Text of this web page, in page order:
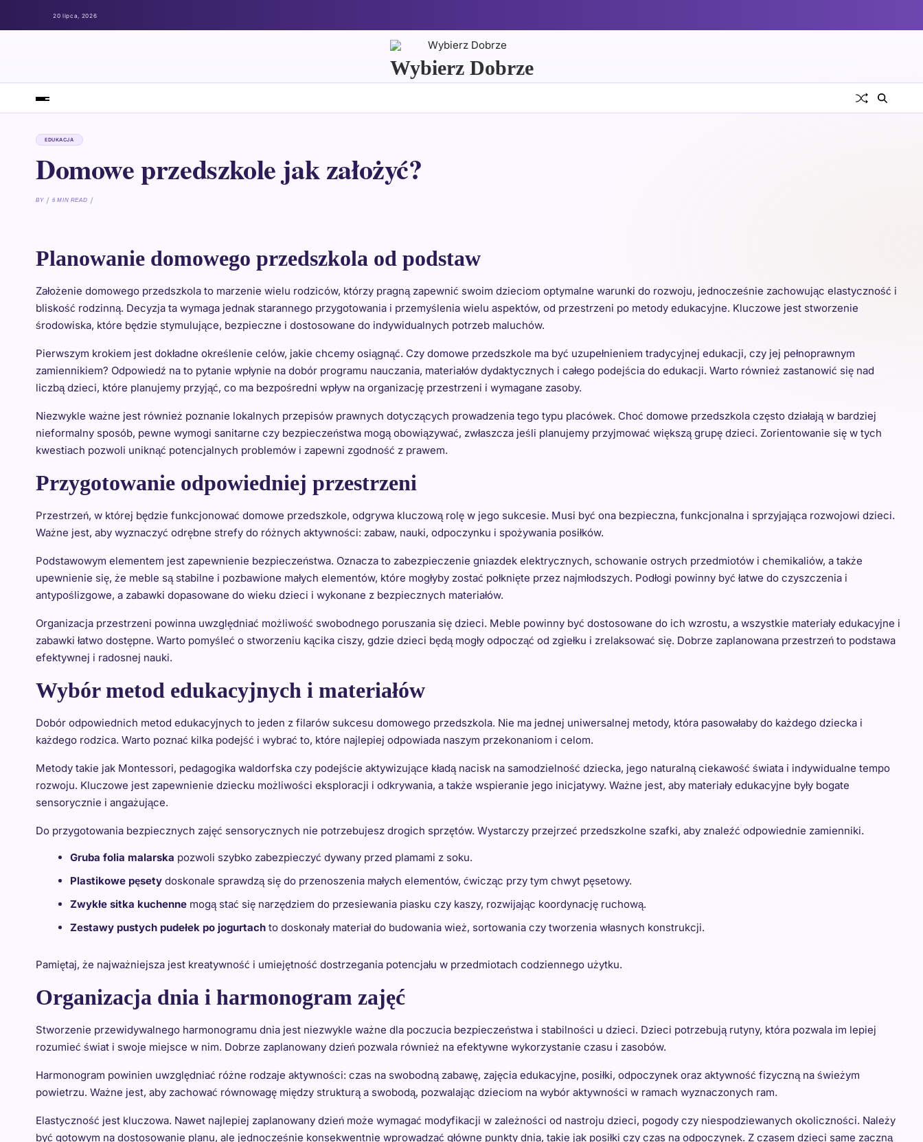
20 lipca, 2026
Wybierz Dobrze
EDUKACJA
Domowe przedszkole jak założyć?
BY 6 MIN READ
Planowanie domowego przedszkola od podstaw
Założenie domowego przedszkola to marzenie wielu rodziców, którzy pragną zapewnić swoim dzieciom optymalne warunki do rozwoju, jednocześnie zachowując elastyczność i
bliskość rodzinną. Decyzja ta wymaga jednak starannego przygotowania i przemyślenia wielu aspektów, od przestrzeni po metody edukacyjne. Kluczowe jest stworzenie
środowiska, które będzie stymulujące, bezpieczne i dostosowane do indywidualnych potrzeb maluchów.
Pierwszym krokiem jest dokładne określenie celów, jakie chcemy osiągnąć. Czy domowe przedszkole ma być uzupełnieniem tradycyjnej edukacji, czy jej pełnoprawnym
zamiennikiem? Odpowiedź na to pytanie wpłynie na dobór programu nauczania, materiałów dydaktycznych i całego podejścia do edukacji. Warto również zastanowić się nad
liczbą dzieci, które planujemy przyjąć, co ma bezpośredni wpływ na organizację przestrzeni i wymagane zasoby.
Niezwykle ważne jest również poznanie lokalnych przepisów prawnych dotyczących prowadzenia tego typu placówek. Choć domowe przedszkola często działają w bardziej
nieformalny sposób, pewne wymogi sanitarne czy bezpieczeństwa mogą obowiązywać, zwłaszcza jeśli planujemy przyjmować większą grupę dzieci. Zorientowanie się w tych
kwestiach pozwoli uniknąć potencjalnych problemów i zapewni zgodność z prawem.
Przygotowanie odpowiedniej przestrzeni
Przestrzeń, w której będzie funkcjonować domowe przedszkole, odgrywa kluczową rolę w jego sukcesie. Musi być ona bezpieczna, funkcjonalna i sprzyjająca rozwojowi dzieci.
Ważne jest, aby wyznaczyć odrębne strefy do różnych aktywności: zabaw, nauki, odpoczynku i spożywania posiłków.
Podstawowym elementem jest zapewnienie bezpieczeństwa. Oznacza to zabezpieczenie gniazdek elektrycznych, schowanie ostrych przedmiotów i chemikaliów, a także
upewnienie się, że meble są stabilne i pozbawione małych elementów, które mogłyby zostać połknięte przez najmłodszych. Podłogi powinny być łatwe do czyszczenia i
antypoślizgowe, a zabawki dopasowane do wieku dzieci i wykonane z bezpiecznych materiałów.
Organizacja przestrzeni powinna uwzględniać możliwość swobodnego poruszania się dzieci. Meble powinny być dostosowane do ich wzrostu, a wszystkie materiały edukacyjne i
zabawki łatwo dostępne. Warto pomyśleć o stworzeniu kącika ciszy, gdzie dzieci będą mogły odpocząć od zgiełku i zrelaksować się. Dobrze zaplanowana przestrzeń to podstawa
efektywnej i radosnej nauki.
Wybór metod edukacyjnych i materiałów
Dobór odpowiednich metod edukacyjnych to jeden z filarów sukcesu domowego przedszkola. Nie ma jednej uniwersalnej metody, która pasowałaby do każdego dziecka i
każdego rodzica. Warto poznać kilka podejść i wybrać to, które najlepiej odpowiada naszym przekonaniom i celom.
Metody takie jak Montessori, pedagogika waldorfska czy podejście aktywizujące kładą nacisk na samodzielność dziecka, jego naturalną ciekawość świata i indywidualne tempo
rozwoju. Kluczowe jest zapewnienie dziecku możliwości eksploracji i odkrywania, a także wspieranie jego inicjatywy. Ważne jest, aby materiały edukacyjne były bogate
sensorycznie i angażujące.
Do przygotowania bezpiecznych zajęć sensorycznych nie potrzebujesz drogich sprzętów. Wystarczy przejrzeć przedszkolne szafki, aby znaleźć odpowiednie zamienniki.
Gruba folia malarska pozwoli szybko zabezpieczyć dywany przed plamami z soku.
Plastikowe pęsety doskonale sprawdzą się do przenoszenia małych elementów, ćwicząc przy tym chwyt pęsetowy.
Zwykłe sitka kuchenne mogą stać się narzędziem do przesiewania piasku czy kaszy, rozwijając koordynację ruchową.
Zestawy pustych pudełek po jogurtach to doskonały materiał do budowania wież, sortowania czy tworzenia własnych konstrukcji.
Pamiętaj, że najważniejsza jest kreatywność i umiejętność dostrzegania potencjału w przedmiotach codziennego użytku.
Organizacja dnia i harmonogram zajęć
Stworzenie przewidywalnego harmonogramu dnia jest niezwykle ważne dla poczucia bezpieczeństwa i stabilności u dzieci. Dzieci potrzebują rutyny, która pozwala im lepiej
rozumieć świat i swoje miejsce w nim. Dobrze zaplanowany dzień pozwala również na efektywne wykorzystanie czasu i zasobów.
Harmonogram powinien uwzględniać różne rodzaje aktywności: czas na swobodną zabawę, zajęcia edukacyjne, posiłki, odpoczynek oraz aktywność fizyczną na świeżym
powietrzu. Ważne jest, aby zachować równowagę między strukturą a swobodą, pozwalając dzieciom na wybór aktywności w ramach wyznaczonych ram.
Elastyczność jest kluczowa. Nawet najlepiej zaplanowany dzień może wymagać modyfikacji w zależności od nastroju dzieci, pogody czy niespodziewanych okoliczności. Należy
być gotowym na dostosowanie planu, ale jednocześnie konsekwentnie wprowadzać główne punkty dnia, takie jak posiłki czy czas na odpoczynek. Z czasem dzieci same zaczną